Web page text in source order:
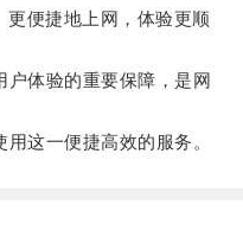
便捷地上网，体验更顺
体验的重要保障，是网
这一便捷高效的服务。